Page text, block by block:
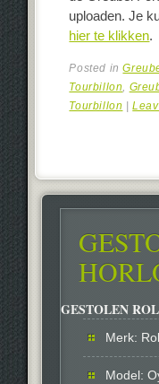
uploaden. Je
hier te klikken.
Posted in
Tourbillon
Tourbillon |
GESTOLEN
Merk:
Model: